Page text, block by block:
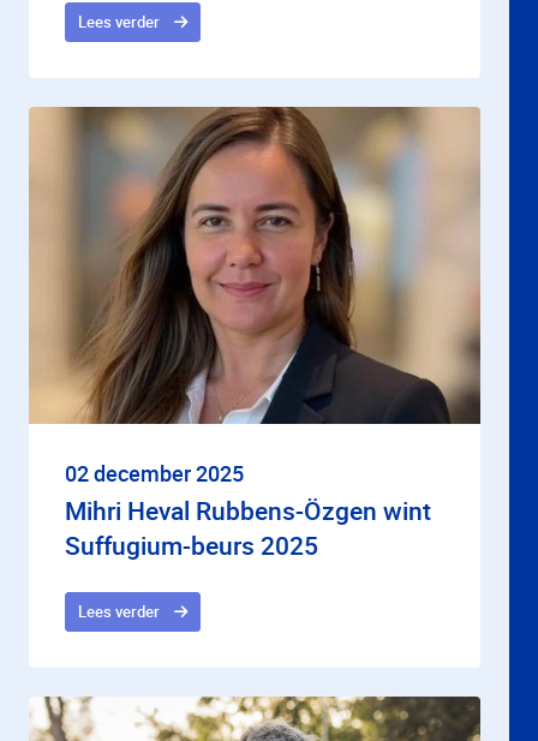
Lees verder
02 december 2025
Mihri Heval Rubbens-Özgen wint
Suffugium-beurs 2025
Lees verder